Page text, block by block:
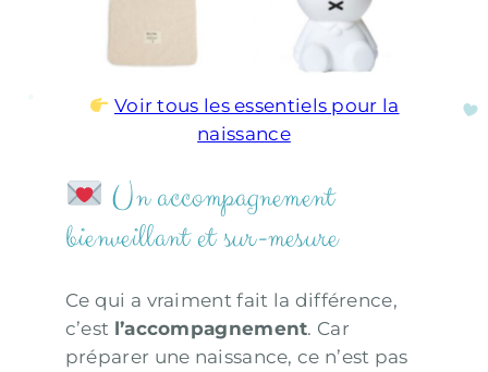
Voir tous les essentiels pour la
naissance
Un accompagnement
bienveillant et sur-mesure
Ce qui a vraiment fait la différence,
c’est l’accompagnement. Car
préparer une naissance, ce n’est pas